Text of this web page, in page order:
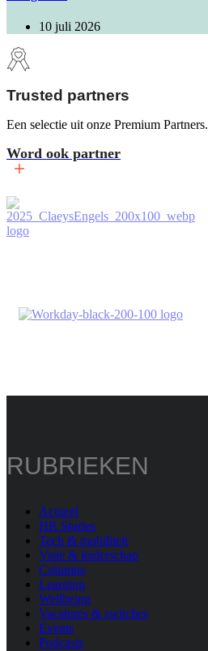
10 juli 2026
Trusted partners
Een selectie uit onze Premium Partners.
Word ook partner
RUBRIEKEN
Actueel
HR Stories
Tech & mobiliteit
Visie & leiderschap
Columns
Learning
Wellbeing
Vacatures & switches
Events
Podcasts